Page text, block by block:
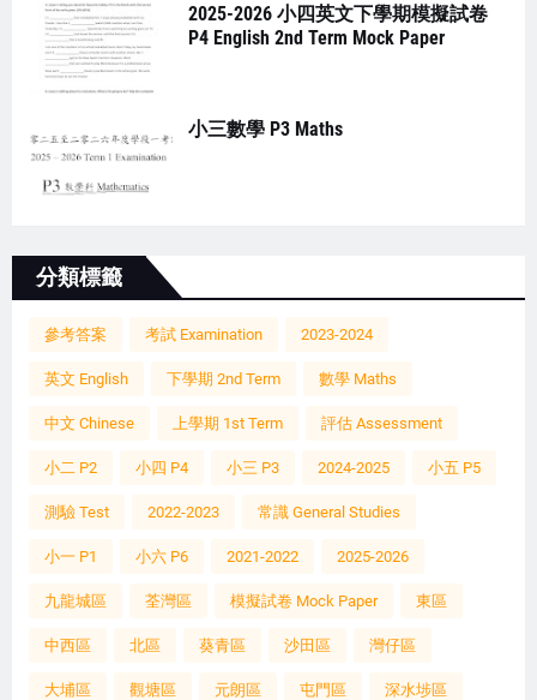
2025-2026 小四英文下學期模擬試卷
P4 English 2nd Term Mock Paper
小三數學 P3 Maths
分類標籤
參考答案 考試 Examination 2023-2024
英文 English 下學期 2nd Term 數學 Maths
中文 Chinese 上學期 1st Term 評估 Assessment
小二 P2 小四 P4 小三 P3 2024-2025 小五 P5
測驗 Test 2022-2023 常識 General Studies
小一 P1 小六 P6 2021-2022 2025-2026
九龍城區 荃灣區 模擬試卷 Mock Paper 東區
中西區 北區 葵青區 沙田區 灣仔區
大埔區 觀塘區 元朗區 屯門區 深水埗區